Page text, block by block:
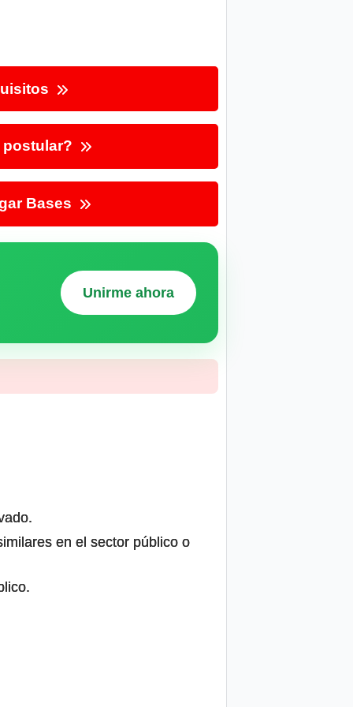
postular?
Bases
Unirme ahora
en el sector público o